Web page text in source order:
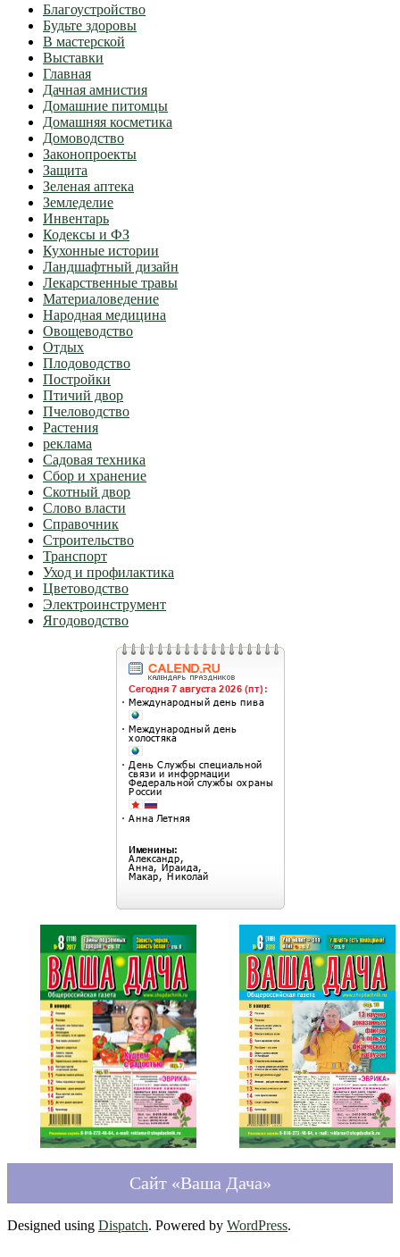
Благоустройство
Будьте здоровы
В мастерской
Выставки
Главная
Дачная амнистия
Домашние питомцы
Домашняя косметика
Домоводство
Законопроекты
Защита
Зеленая аптека
Земледелие
Инвентарь
Кодексы и ФЗ
Кухонные истории
Ландшафтный дизайн
Лекарственные травы
Материаловедение
Народная медицина
Овощеводство
Отдых
Плодоводство
Постройки
Птичий двор
Пчеловодство
Растения
реклама
Садовая техника
Сбор и хранение
Скотный двор
Слово власти
Справочник
Строительство
Транспорт
Уход и профилактика
Цветоводство
Электроинструмент
Ягодоводство
Сайт «Ваша Дача»
Designed using Dispatch. Powered by WordPress.